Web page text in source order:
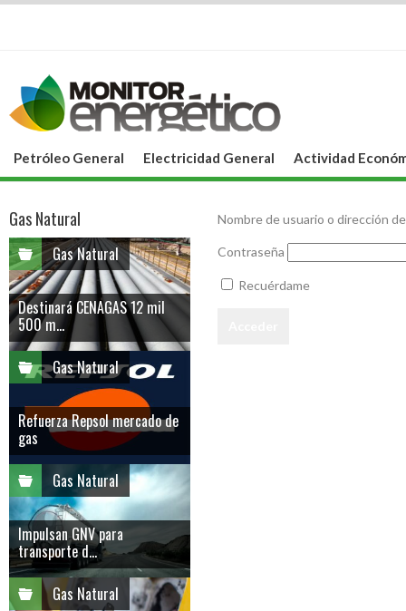
Petróleo General Electricidad General Actividad
Nombre de usuario o dirección
Contraseña
Recuérdame
Gas Natural
Gas Natural
Destinará CENAGAS 12 mil
500 m...
Gas Natural
Refuerza Repsol mercado de
gas
Gas Natural
Impulsan GNV para
transporte d...
Gas Natural